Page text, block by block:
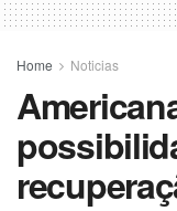
Home Noticias